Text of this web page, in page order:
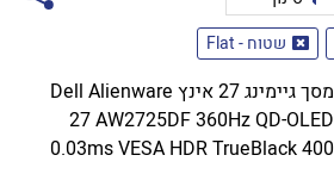
שטוח - Flat
מסך גיימינג 27 אינץ Dell Alienware
27 AW2725DF 360Hz QD-OLED
0.03ms VESA HDR TrueBlack 400